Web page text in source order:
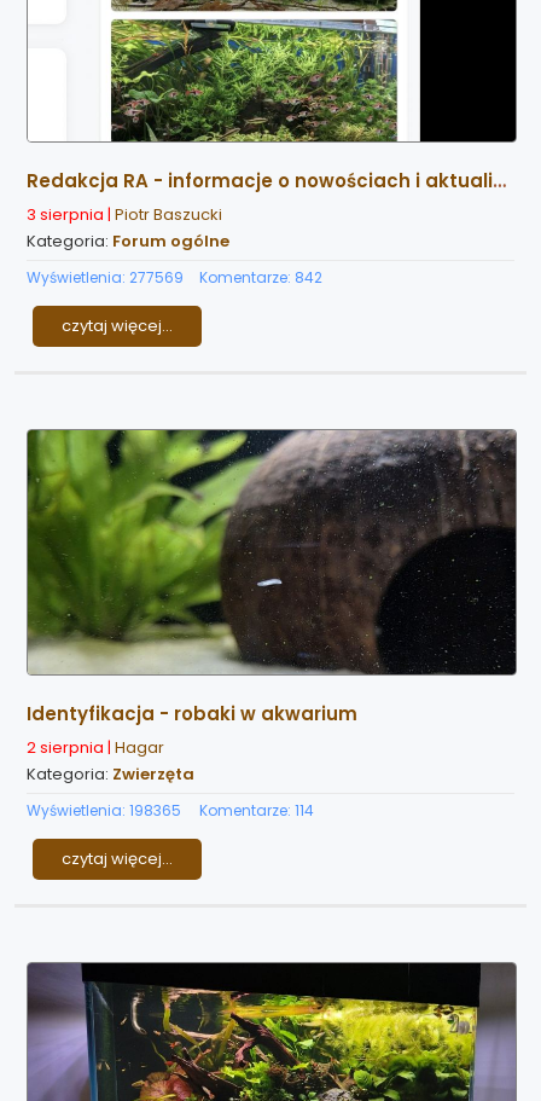
Redakcja RA - informacje o nowościach i aktualizacjach strony
3 sierpnia | Piotr Baszucki
Kategoria: Forum ogólne
Wyświetlenia: 277569 Komentarze: 842
czytaj więcej...
Identyfikacja - robaki w akwarium
2 sierpnia | Hagar
Kategoria: Zwierzęta
Wyświetlenia: 198365 Komentarze: 114
czytaj więcej...